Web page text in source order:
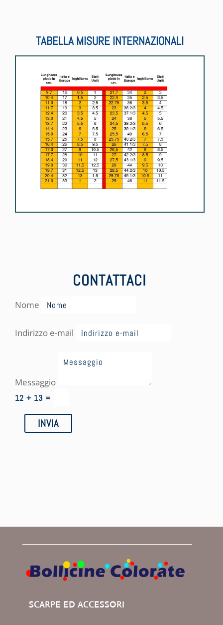
TABELLA MISURE INTERNAZIONALI
CONTATTACI
Nome
Indirizzo e-mail
Messaggio
12 + 13 =
INVIA
SCARPE ED ACCESSORI